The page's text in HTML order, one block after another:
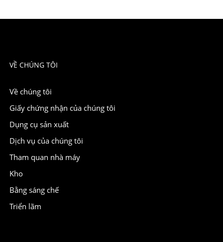
VỀ CHÚNG TÔI
Về chúng tôi
Giấy chứng nhận của chúng tôi
Dụng cụ sản xuất
Dịch vụ của chúng tôi
Tham quan nhà máy
Kho
Bằng sáng chế
Triển lãm